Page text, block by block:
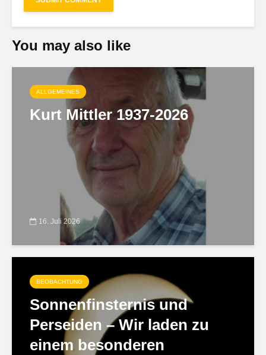
You may also like
ALLGEMEINES
Kurt Mittler 1937-2026
16. Juli 2026
BEOBACHTUNG
Sonnenfinsternis und
Perseiden – Wir laden zu
einem besonderen